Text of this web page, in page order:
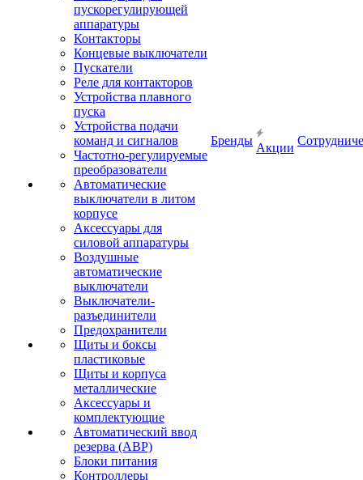
пускорегулирующей
аппаратуры
Контакторы
Концевые выключатели
Пускатели
Реле для контакторов
Устройства плавного
пуска
Устройства подачи
команд и сигналов
Частотно-регулируемые
преобразователи
Автоматические
выключатели в литом
корпусе
Аксессуары для
силовой аппаратуры
Воздушные
автоматические
выключатели
Выключатели-
разъединители
Предохранители
Щиты и боксы
пластиковые
Щиты и корпуса
металлические
Аксессуары и
комплектующие
Автоматический ввод
резерва (АВР)
Блоки питания
Контроллеры
Бренды
Акции